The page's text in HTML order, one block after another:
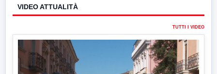
VIDEO ATTUALITÀ
TUTTI I VIDEO